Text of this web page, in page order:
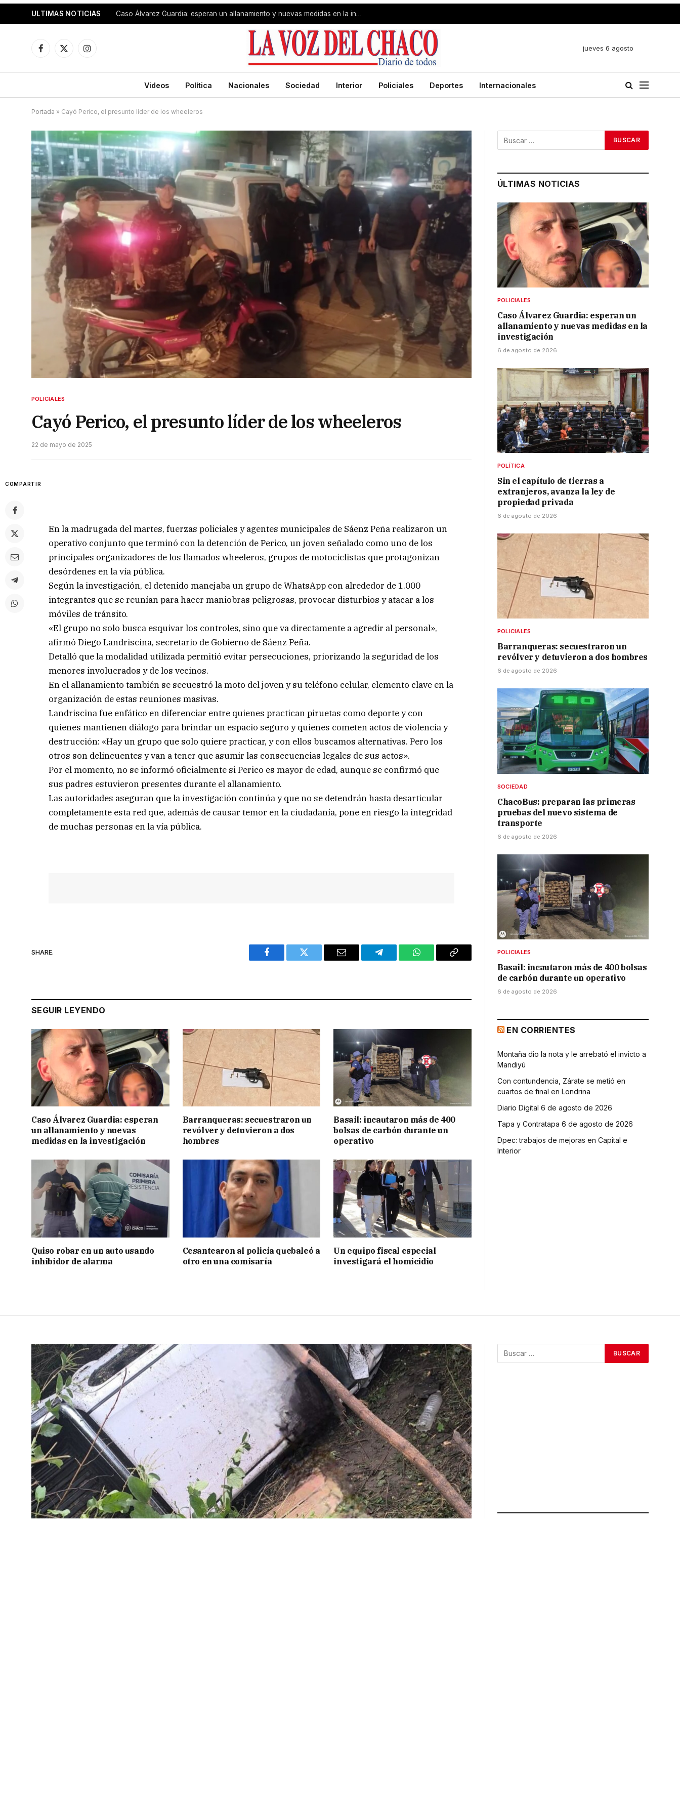
ULTIMAS NOTICIAS Caso Álvarez Guardia: esperan un allanamiento y nuevas medidas en la investigación
Facebook
X
Instagram
jueves 6 agosto
Videos Política Nacionales Sociedad Interior Policiales Deportes Internacionales
Portada » Cayó Perico, el presunto líder de los wheeleros
POLICIALES
Cayó Perico, el presunto líder de los wheeleros
22 de mayo de 2025
COMPARTIR
En la madrugada del martes, fuerzas policiales y agentes municipales de Sáenz Peña realizaron un
operativo conjunto que terminó con la detención de Perico, un joven señalado como uno de los
principales organizadores de los llamados wheeleros, grupos de motociclistas que protagonizan
desórdenes en la vía pública.
Según la investigación, el detenido manejaba un grupo de WhatsApp con alrededor de 1.000
integrantes que se reunían para hacer maniobras peligrosas, provocar disturbios y atacar a los
móviles de tránsito.
«El grupo no solo busca esquivar los controles, sino que va directamente a agredir al personal»,
afirmó Diego Landriscina, secretario de Gobierno de Sáenz Peña.
Detalló que la modalidad utilizada permitió evitar persecuciones, priorizando la seguridad de los
menores involucrados y de los vecinos.
En el allanamiento también se secuestró la moto del joven y su teléfono celular, elemento clave en la
organización de estas reuniones masivas.
Landriscina fue enfático en diferenciar entre quienes practican piruetas como deporte y con
quienes mantienen diálogo para brindar un espacio seguro y quienes cometen actos de violencia y
destrucción: «Hay un grupo que solo quiere practicar, y con ellos buscamos alternativas. Pero los
otros son delincuentes y van a tener que asumir las consecuencias legales de sus actos».
Por el momento, no se informó oficialmente si Perico es mayor de edad, aunque se confirmó que
sus padres estuvieron presentes durante el allanamiento.
Las autoridades aseguran que la investigación continúa y que no se detendrán hasta desarticular
completamente esta red que, además de causar temor en la ciudadanía, pone en riesgo la integridad
de muchas personas en la vía pública.
SHARE.
Facebook Twitter Email Telegram WhatsAppCopy
SEGUIR LEYENDO
Caso Álvarez Guardia: esperan
un allanamiento y nuevas
medidas en la investigación
Barranqueras: secuestraron un
revólver y detuvieron a dos
hombres
Basail: incautaron más de 400
bolsas de carbón durante un
operativo
Quiso robar en un auto usando
inhibidor de alarma
Cesantearon al policía quebaleó a
otro en una comisaría
Un equipo fiscal especial
investigará el homicidio
ÚLTIMAS NOTICIAS
POLICIALES
Caso Álvarez Guardia: esperan un
allanamiento y nuevas medidas en la
investigación
6 de agosto de 2026
POLÍTICA
Sin el capítulo de tierras a
extranjeros, avanza la ley de
propiedad privada
6 de agosto de 2026
POLICIALES
Barranqueras: secuestraron un
revólver y detuvieron a dos hombres
6 de agosto de 2026
SOCIEDAD
ChacoBus: preparan las primeras
pruebas del nuevo sistema de
transporte
6 de agosto de 2026
POLICIALES
Basail: incautaron más de 400 bolsas
de carbón durante un operativo
6 de agosto de 2026
EN CORRIENTES
Montaña dio la nota y le arrebató el invicto a
Mandiyú
Con contundencia, Zárate se metió en
cuartos de final en Londrina
Diario Digital 6 de agosto de 2026
Tapa y Contratapa 6 de agosto de 2026
Dpec: trabajos de mejoras en Capital e
Interior